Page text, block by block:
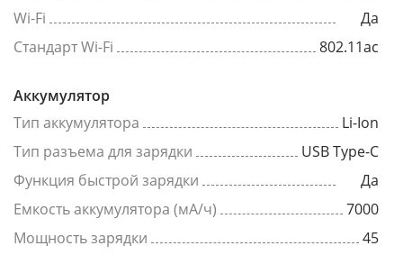
Wi-Fi
Да
Стандарт Wi-Fi
802.11ac
Аккумулятор
Тип аккумулятора
Li-Ion
Тип разъема для зарядки
USB Type-C
Функция быстрой зарядки
Да
Емкость аккумулятора (мА/ч)
7000
Мощность зарядки
45